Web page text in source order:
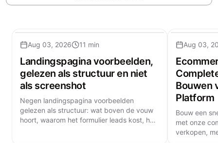
Aug 03, 2026 11 min
Landingspagina voorbeelden,
gelezen als structuur en niet
als screenshot
Negen landingspagina voorbeelden
gelezen als structuur: wat boven de vouw
hoort, waarom het formulier leads kost, hoe
Aug 03,
Bouwen
Platform
Bouw een
met onze
verkopen,